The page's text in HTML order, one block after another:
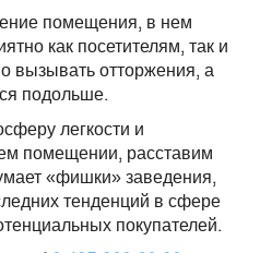
помещения, в нем
как посетителям, так и
вызывать отторжения, а
подольше.
легкости и
помещении, расставим
«фишки» заведения,
тенденций в сфере
покупателей.